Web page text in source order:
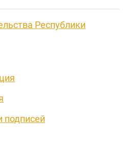
Республики
подписей